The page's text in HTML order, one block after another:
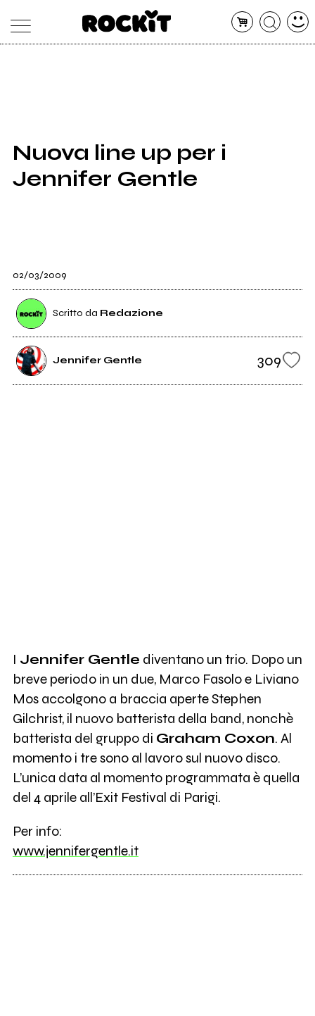
SHOP
RADIO
Nuova line up per i
Jennifer Gentle
02/03/2009
Scritto da Redazione
Jennifer Gentle 309
I Jennifer Gentle diventano un trio. Dopo un
breve periodo in un due, Marco Fasolo e Liviano
Mos accolgono a braccia aperte Stephen
Gilchrist, il nuovo batterista della band, nonchè
batterista del gruppo di Graham Coxon. Al
momento i tre sono al lavoro sul nuovo disco.
L’unica data al momento programmata è quella
del 4 aprile all’Exit Festival di Parigi.
Per info:
www.jennifergentle.it